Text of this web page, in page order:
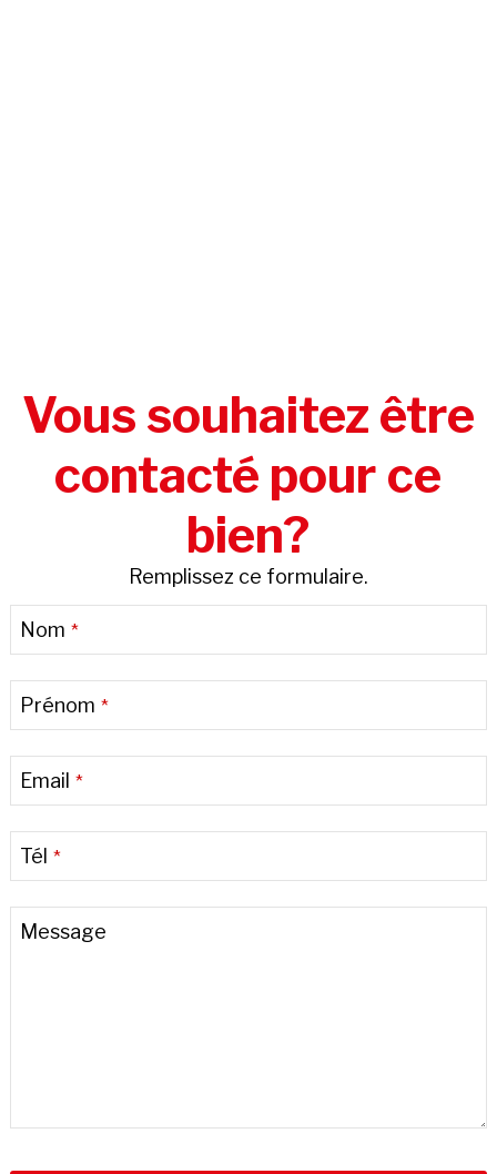
Vous souhaitez être
contacté pour ce
bien?
Remplissez ce formulaire.
Nom *
Prénom *
Email *
Tél *
Message